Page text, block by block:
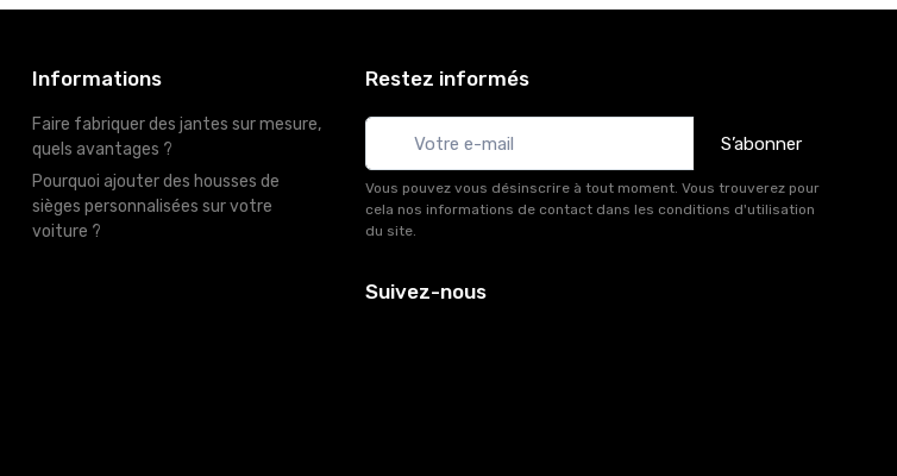
Informations
Faire fabriquer des jantes sur mesure,
quels avantages ?
Pourquoi ajouter des housses de
sièges personnalisées sur votre
voiture ?
Restez informés
S’abonner
Vous pouvez vous désinscrire à tout moment. Vous trouverez pour
cela nos informations de contact dans les conditions d'utilisation
du site.
Suivez-nous